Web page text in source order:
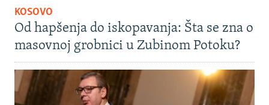
KOSOVO
Od hapšenja do iskopavanja: Šta se zna o
masovnoj grobnici u Zubinom Potoku?